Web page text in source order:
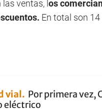
ventas, l os
En total son
vial
Por primera vez,
eléctrico